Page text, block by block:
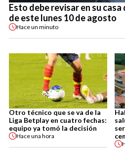
Esto debe revisar en su
de este lunes 10 de agosto
Haceun minuto
Otro técnico que se va de la
Liga Betplay en cuatro fechas:
equipo ya tomó la decisión
Haceuna hora